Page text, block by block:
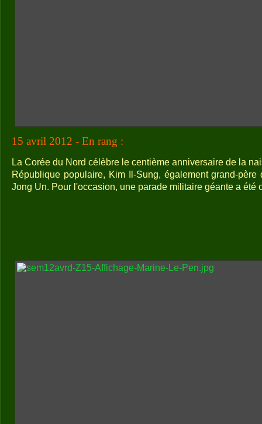
15 avril 2012 - En rang :
La Corée du Nord célèbre le centième anniversaire de la
République populaire, Kim Il-Sung, également grand-
Jong Un. Pour l'occasion, une parade militaire géante a été